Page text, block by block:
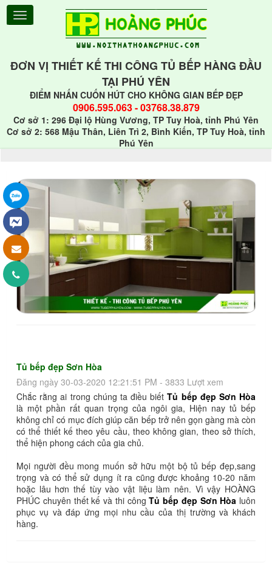
ĐƠN VỊ THIẾT KẾ THI CÔNG TỦ BẾP HÀNG ĐẦU
TẠI PHÚ YÊN
ĐIỂM NHẤN CUỐN HÚT CHO KHÔNG GIAN BẾP ĐẸP
0906.595.063-03768.38.879
Cơ sở 1: 296 Đại lộ Hùng Vương, TP Tuy Hoà, tỉnh Phú Yên
Cơ sở 2: 568 Mậu Thân, Liên Trì 2, Bình Kiến, TP Tuy Hoà, tỉnh
Phú Yên
Tủ bếp đẹp Sơn Hòa
Đăng ngày 30-03-2020 12:21:51 PM - 3833 Lượt xem
Chắc rằng ai trong chúng ta điều biếtTủ bếp đẹp Sơn Hòa
là một phần rất quan trọng của ngôi gia, Hiện nay tủ bếp
không chỉ có mục đích giúp căn bếp trở nên gọn gàng mà còn
có thể thiết kế theo yêu cầu, theo không gian, theo sở thích,
thể hiện phong cách của gia chủ.
Mọi người đều mong muốn sở hữu một bộ tủ bếp đẹp,sang
trọng và có thể sử dụng ít ra cũng được khoảng 10-20 năm
hoặc lâu hơn thế tùy vào vật liệu làm nên. Vì vậy HOÀNG
PHÚC chuyên thết kế và thi côngTủ bếp đẹp Sơn Hòa luôn
phục vụ và đáp ứng mọi nhu cầu của thị trường và khách
hàng.